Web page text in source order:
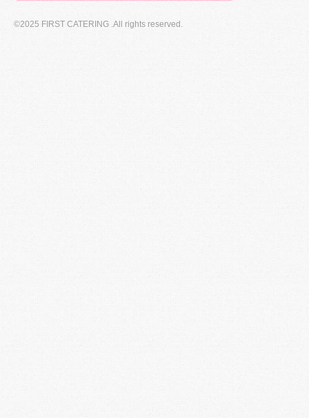
©2025 FIRST CATERING .All rights reserved.